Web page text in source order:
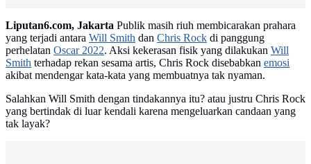
Liputan6.com, Jakarta Publik masih riuh membicarakan prahara
yang terjadi antara Will Smith dan Chris Rock di panggung
perhelatan Oscar 2022. Aksi kekerasan fisik yang dilakukan Will
Smith terhadap rekan sesama artis, Chris Rock disebabkan emosi
akibat mendengar kata-kata yang membuatnya tak nyaman.
Salahkan Will Smith dengan tindakannya itu? atau justru Chris Rock
yang bertindak di luar kendali karena mengeluarkan candaan yang
tak layak?